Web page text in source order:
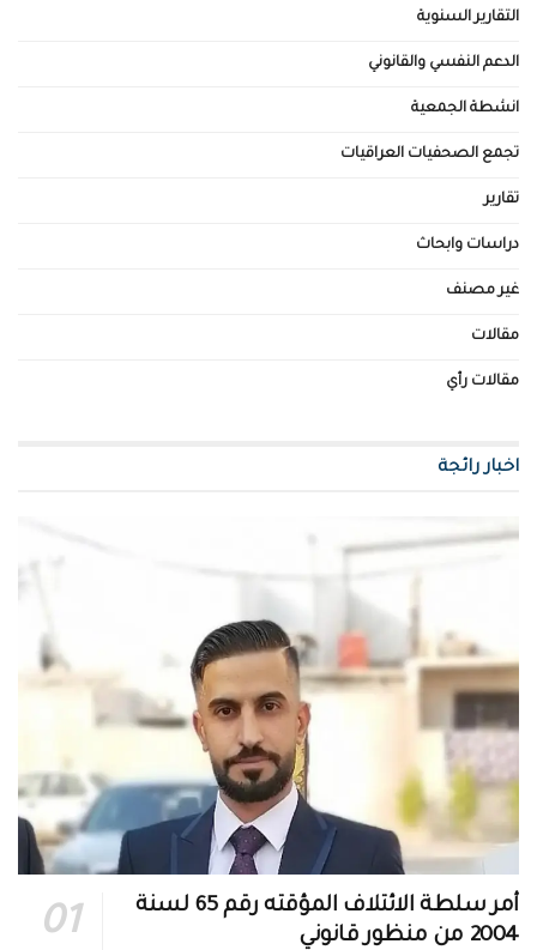
التقارير السنوية
الدعم النفسي والقانوني
انشطة الجمعية
تجمع الصحفيات العراقيات
تقارير
دراسات وابحاث
غير مصنف
مقالات
مقالات رأي
اخبار رائجة
أمر سلطة الائتلاف المؤقته رقم 65 لسنة
2004 من منظور قانوني